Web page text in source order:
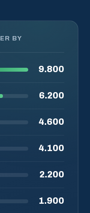
BY
9.800
6.200
4.600
4.100
2.200
1.900